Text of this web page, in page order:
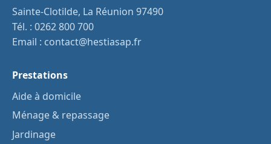
Sainte-Clotilde, La Réunion 97490
Tél. : 0262 800 700
Email : contact@hestiasap.fr
Prestations
Aide à domicile
Ménage & repassage
Jardinage